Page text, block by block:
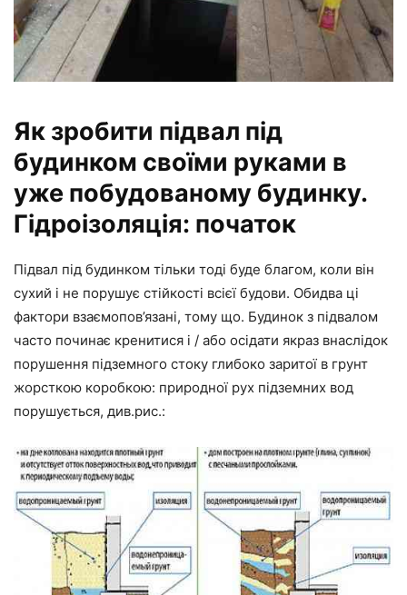
Як зробити підвал під
будинком своїми руками в
уже побудованому будинку.
Гідроізоляція: початок
Підвал під будинком тільки тоді буде благом, коли він
сухий і не порушує стійкості всієї будови. Обидва ці
фактори взаємопов’язані, тому що. Будинок з підвалом
часто починає кренитися і / або осідати якраз внаслідок
порушення підземного стоку глибоко заритої в грунт
жорсткою коробкою: природної рух підземних вод
порушується, див.рис.: